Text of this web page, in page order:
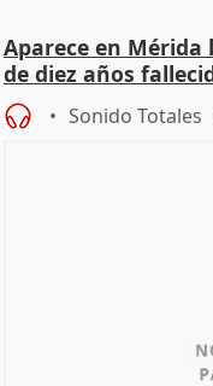
Aparece en
de diez años
Sonido Totales